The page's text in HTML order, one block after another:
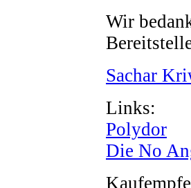
Wir
Sachar
Links:
Polydor
Die No